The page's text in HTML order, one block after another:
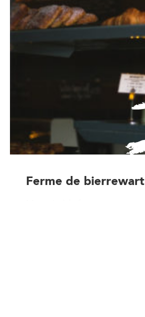
Ferme de bierrewart